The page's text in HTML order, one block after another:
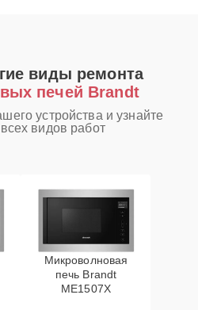
виды ремонта
печей Brandt
устройства и узнайте
видов работ
Микроволновая
печь Brandt
ME1507X